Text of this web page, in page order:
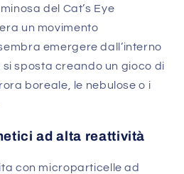
del Cat’s Eye
un movimento
emergere dall’interno
si sposta creando un gioco di
boreale, le nebulose o i
ad alta reattività
con microparticelle ad